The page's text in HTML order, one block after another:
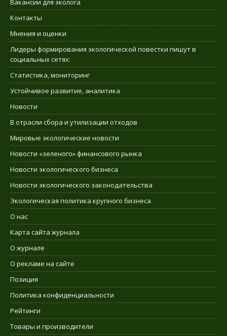
Вакансии для эколога
Контакты
Мнения и оценки
Лидеры формирования экологической повестки пишут в
социальных сетях:
Статистика, мониторинг
Устойчивое развитие, аналитика
Новости
В отрасли сбора и утилизации отходов
Мировые экологические новости
Новости «зеленого» финансового рынка
Новости экологического бизнеса
Новости экологического законодательства
Экологическая политика крупного бизнеса
О нас
Карта сайта журнала
О журнале
О рекламе на сайте
Позиция
Политика конфиденциальности
Рейтинги
Товары и производители